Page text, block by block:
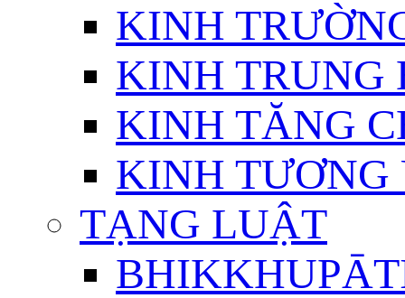
KINH
KINH TRUNG
KINH TĂNG
KINH TƯƠNG
TẠNG LUẬT